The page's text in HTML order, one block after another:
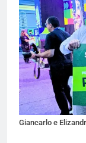
Giancarlo e